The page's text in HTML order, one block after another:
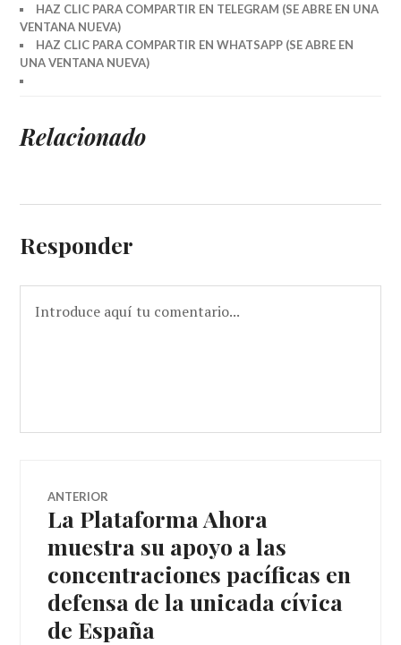
HAZ CLIC PARA COMPARTIR EN TELEGRAM (SE ABRE EN UNA
VENTANA NUEVA)
HAZ CLIC PARA COMPARTIR EN WHATSAPP (SE ABRE EN
UNA VENTANA NUEVA)
Relacionado
Responder
Navegador
de
artículos
ANTERIOR
Entrada
anterior:
La Plataforma Ahora
muestra su apoyo a las
concentraciones pacíficas en
defensa de la unicada cívica
de España